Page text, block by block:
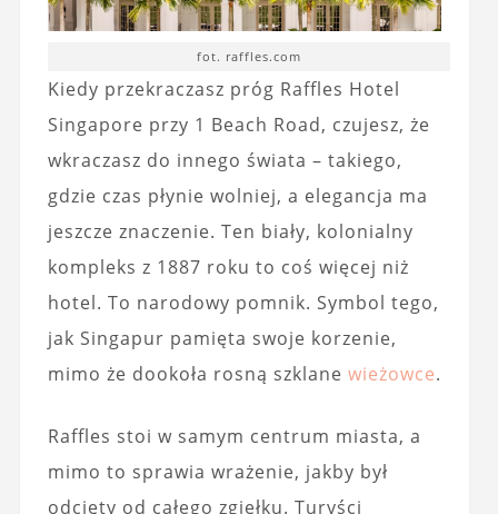
fot. raffles.com
Kiedy przekraczasz próg Raffles Hotel
Singapore przy 1 Beach Road, czujesz, że
wkraczasz do innego świata – takiego,
gdzie czas płynie wolniej, a elegancja ma
jeszcze znaczenie. Ten biały, kolonialny
kompleks z 1887 roku to coś więcej niż
hotel. To narodowy pomnik. Symbol tego,
jak Singapur pamięta swoje korzenie,
mimo że dookoła rosną szklane wieżowce.
Raffles stoi w samym centrum miasta, a
mimo to sprawia wrażenie, jakby był
odcięty od całego zgiełku. Turyści